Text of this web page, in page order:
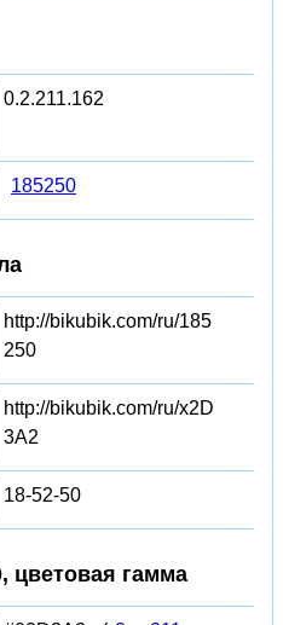
0.2.211.162
185250
http://bikubik.com/ru/185
250
http://bikubik.com/ru/x2D
3A2
18-52-50
цветовая гамма